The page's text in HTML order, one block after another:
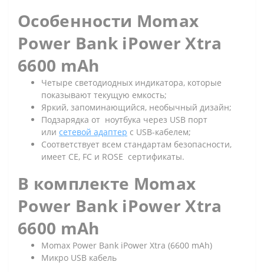
Особенности Momax
Power Bank iPower Xtra
6600 mAh
Четыре светодиодных индикатора, которые
показывают текущую емкость;
Яркий, запоминающийся, необычный дизайн;
Подзарядка от ноутбука через USB порт
или сетевой адаптер с USB-кабелем;
Соответствует всем стандартам безопасности,
имеет CE, FC и ROSE сертификаты.
В комплекте Momax
Power Bank iPower Xtra
6600 mAh
Momax Power Bank iPower Xtra (6600 mAh)
Микро USB кабель